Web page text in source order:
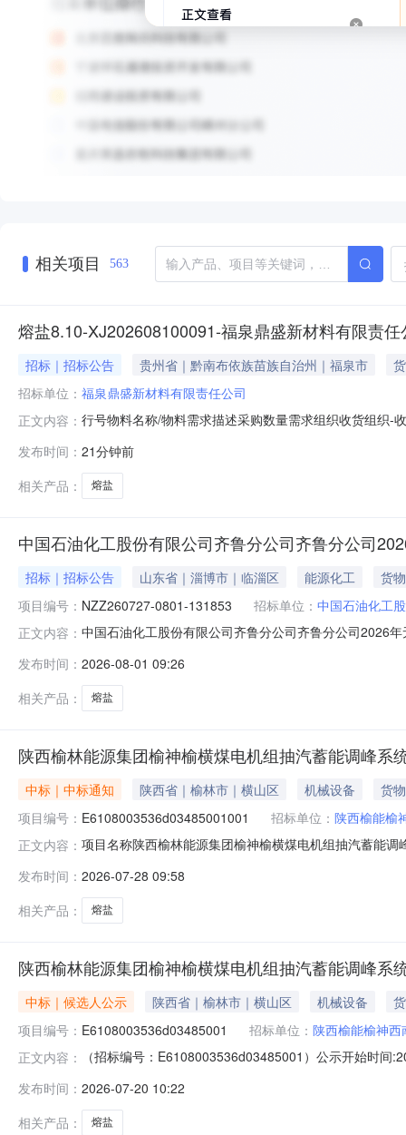
相关项目 563
熔盐8.10-XJ202608100091-福泉鼎盛新材料有限责任
招标｜招标公告 贵州省｜黔南布依族苗族自治州｜福泉市
招标单位： 福泉鼎盛新材料有限责任公司
正文内容： 行号物料名称/物料需求描述采购数量需求组织收货组织-
Na-TYPE1;规格型号：Na-TYPE1;技术要求/参数：
发布时间： 21分钟前
相关产品：
熔盐
中国石油化工股份有限公司齐鲁分公司齐鲁分公司
招标｜招标公告 山东省｜淄博市｜临淄区 能源化工
货物
项目编号： NZZ260727-0801-131853 招标单位： 中国石油化工
正文内容： 中国石油化工股份有限公司齐鲁分公司齐鲁分公司2026
招标人为中国石油化工股份有限公司齐鲁分公司，招标
发布时间： 2026-08-01 09:26
相关产品：
熔盐
陕西榆林能源集团榆神榆横煤电机组抽汽蓄能调峰系
中标｜中标通知 陕西省｜榆林市｜横山区 机械设备
货物
项目编号： E6108003536d03485001001 招标单位： 陕西榆能榆
正文内容： 项目名称陕西榆林能源集团榆神榆横煤电机组抽汽蓄能
交易中心榆林市公共资源交易中心18楼开标室1801C中
发布时间： 2026-07-28 09:58
相关产品：
熔盐
陕西榆林能源集团榆神榆横煤电机组抽汽蓄能调峰
中标｜候选人公示 陕西省｜榆林市｜横山区 机械设备
项目编号： E6108003536d03485001 招标单位： 陕西榆能榆神
正文内容：
（招标编号：E6108003536d03485001）公示开始时
一、评标情况001陕西榆林能源集团榆神榆横煤电机组抽
发布时间： 2026-07-20 10:22
相关产品：
熔盐